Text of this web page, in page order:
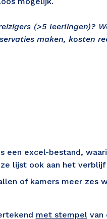
(>5 leerlingen)?
maken, kosten
een excel-bestand,
lijst ook aan het verblijf
of kamers meer zes
met stempel van